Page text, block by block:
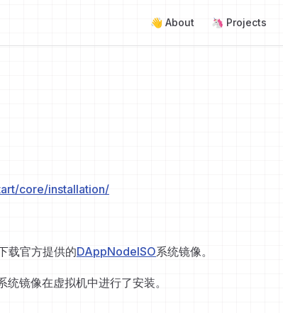
👋 About 🦄 Projects
core/installation/
载官方提供的DAppNodeISO系统镜像。
镜像在虚拟机中进行了安装。